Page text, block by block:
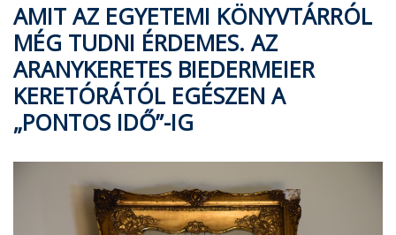
AMIT AZ EGYETEMI KÖNYVTÁRRÓL
MÉG TUDNI ÉRDEMES. AZ
ARANYKERETES BIEDERMEIER
KERETÓRÁTÓL EGÉSZEN A
„PONTOS IDŐ”-IG